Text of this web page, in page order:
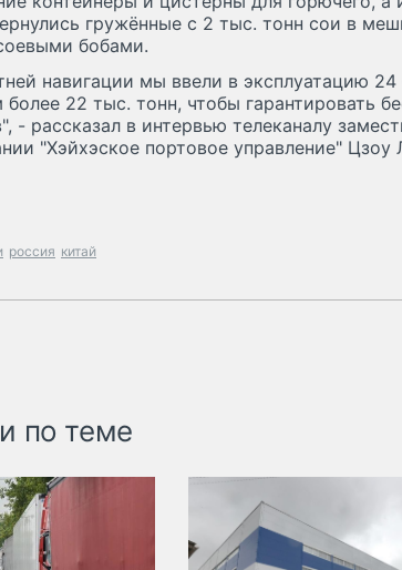
гружённые с 2 тыс. тонн сои в
бобами.
навигации мы ввели в эксплуатацию
22 тыс. тонн, чтобы гарантировать
- рассказал в интервью телеканалу
"Хэйхэское портовое управление" Цзоу
россия китай
по теме